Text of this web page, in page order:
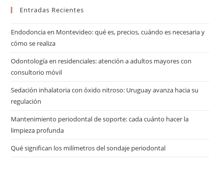
Entradas Recientes
Endodoncia en Montevideo: qué es, precios, cuándo es necesaria y
cómo se realiza
Odontología en residenciales: atención a adultos mayores con
consultorio móvil
Sedación inhalatoria con óxido nitroso: Uruguay avanza hacia su
regulación
Mantenimiento periodontal de soporte: cada cuánto hacer la
limpieza profunda
Qué significan los milímetros del sondaje periodontal